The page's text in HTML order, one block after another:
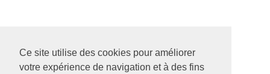
Ce site utilise des cookies pour améliorer
votre expérience de navigation et à des fins